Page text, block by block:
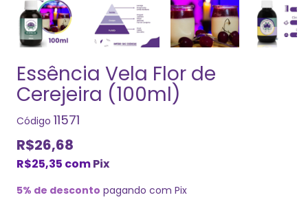
Essência Vela Flor de
Cerejeira (100ml)
Código 11571
R$26,68
R$25,35 comPix
5% de desconto pagando com Pix